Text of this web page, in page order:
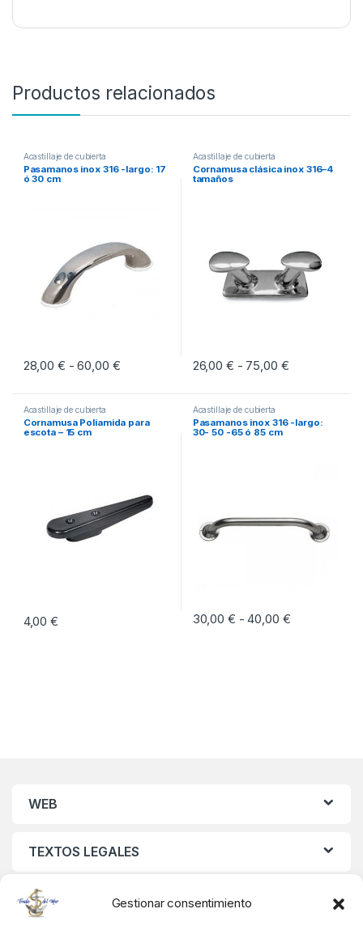
Gestionar consentimiento
Productos relacionados
Acastillaje de cubierta
Pasamanos inox 316 -largo: 17
ó 30 cm
28,00 € - 60,00 €Rango de precios: desde 28,00 € hasta
Este producto tiene múltiples variantes. Las opciones se pueden
Acastillaje de cubierta
Cornamusa clásica inox 316–4
tamaños
26,00 € - 75,00 €Rango de
Este producto tiene múltiples
Acastillaje de cubierta
Cornamusa Poliamida para
escota – 15 cm
4,00€
Acastillaje de cubierta
Pasamanos inox 316 -largo:
30- 50 -65 ó 85 cm
30,00 € - 40,00 €Rango de
WEB
TEXTOS LEGALES
MIS DATOS